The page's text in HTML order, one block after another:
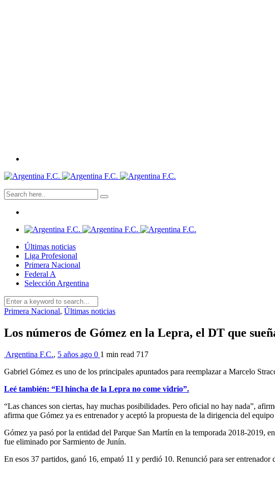
Últimas noticias
Liga Profesional
Primera Nacional
Federal A
Selección Argentina
Primera Nacional, Últimas noticias
Los números de Gómez en la Lepra, el DT que
Argentina F.C., 5 años ago 0 1 min read 717
Gabriel Gómez es uno de los principales apuntados para reemplazar a Marcelo
Leé también: “El hincha de la Lepra no come vidrio”.
“Las chances son ciertas, hay muchas posibilidades. Pero oficial no hay nada”,
afirma que Gómez ya es entrenador y aceptó la propuesta de la dirigencia del
Gómez ya pasó por la entidad del Parque San Martín en la temporada 2018-2019,
fue eliminado por Sarmiento de Junín.
En esos 37 partidos, ganó 16, empató 11 y perdió 10. Renunció para ser